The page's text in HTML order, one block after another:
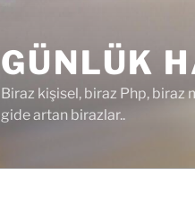
GÜNLÜK
Biraz kişisel, biraz Php, biraz
gide artan birazlar..